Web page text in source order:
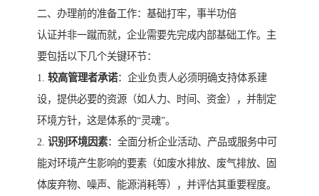
二、办理前的准备工作：基础打牢，事半功倍
认证并非一蹴而就，企业需要先完成内部基础工作。主
要包括以下几个关键环节：
1. 较高管理者承诺：企业负责人必须明确支持体系建
设，提供必要的资源（如人力、时间、资金），并制定
环境方针，这是体系的“灵魂”。
2. 识别环境因素：全面分析企业活动、产品或服务中可
能对环境产生影响的要素（如废水排放、废气排放、固
体废弃物、噪声、能源消耗等），并评估其重要程度。